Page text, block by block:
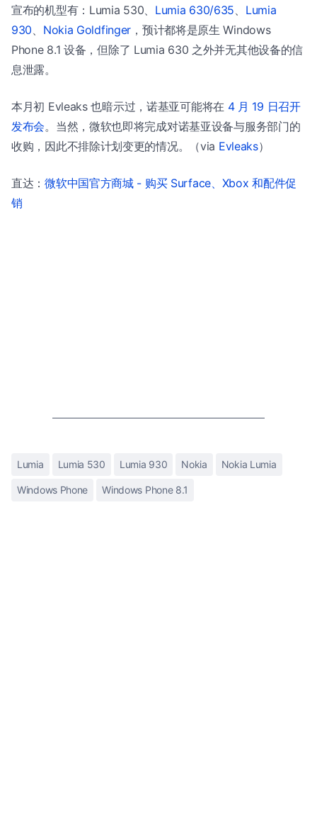
宣布的机型有：Lumia 530、 Lumia 630/635
Lumia
930
Nokia Goldfinger ，预计都将是原生 Windows
Phone 8.1 设备，但除了 Lumia 630 之外并无其他设备的信
息泄露。
本月初 Evleaks 也暗示过，诺基亚可能将在 4 月 19 日召开
发布会。当然，微软也即将完成对诺基亚设备与服务部门的
收购，因此不排除计划变更的情况。（via Evleaks）
直达：微软中国官方商城 - 购买 Surface、Xbox 和配件促
销
Lumia Lumia 530 Lumia 930 Nokia Nokia Lumia
Windows Phone Windows Phone 8.1